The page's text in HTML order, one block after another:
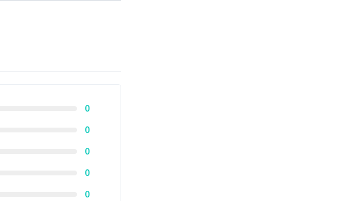
0
0
0
0
0